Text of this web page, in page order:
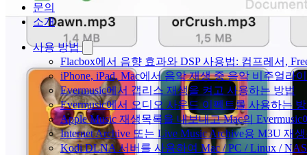
문의
소개
사용 방법
Flacbox에서 음향 효과와 DSP 사용법: 컴프레서,
iPhone, iPad, Mac에서 음악 재생 중 음악 비주얼라
Evermusic에서 갭리스 재생을 켜고 사용하는 방법
Evermusic에서 오디오 사운드 이펙트를 사용하는
Apple Music 재생목록을 내보내고 Mac의
Internet Archive 또는 Live Music Archive용 M3U 재
Kodi DLNA 서버를 사용하여 Mac / PC / Linux /